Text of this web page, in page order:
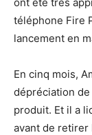
téléphone Fire
lancement en
En cinq mois,
dépréciation de
produit. Et il a
avant de